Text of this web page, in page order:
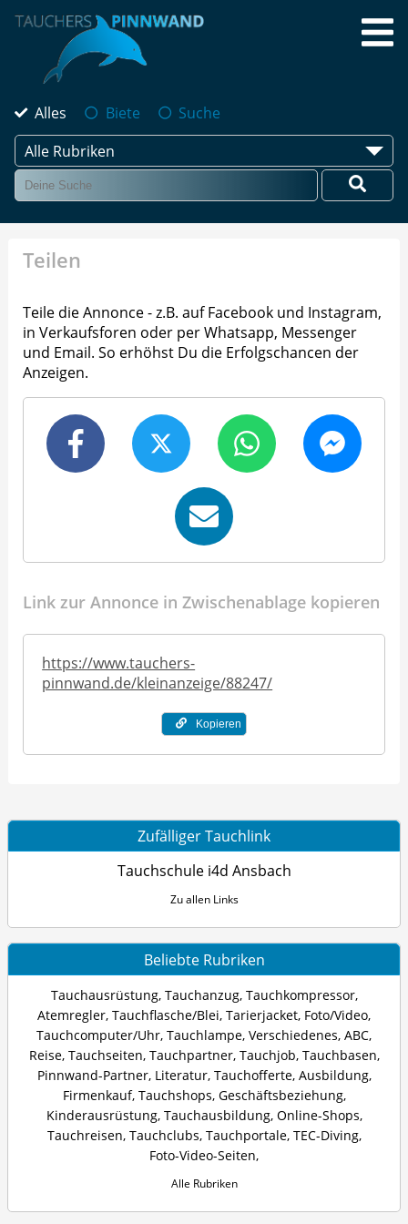
Alles Biete
Suche
Alle Rubriken
Teilen
Teile die Annonce - z.B. auf Facebook und Instagram,
in Verkaufsforen oder per Whatsapp, Messenger
und Email. So erhöhst Du die Erfolgschancen der
Anzeigen.
Link zur Annonce in Zwischenablage kopieren
https://www.tauchers-
pinnwand.de/kleinanzeige/88247/
Kopieren
Zufälliger Tauchlink
Tauchschule i4d Ansbach
Zu allen Links
Beliebte Rubriken
Tauchausrüstung, Tauchanzug, Tauchkompressor,
Atemregler, Tauchflasche/Blei, Tarierjacket, Foto/Video,
Tauchcomputer/Uhr, Tauchlampe, Verschiedenes, ABC,
Reise, Tauchseiten, Tauchpartner, Tauchjob, Tauchbasen,
Pinnwand-Partner, Literatur, Tauchofferte, Ausbildung,
Firmenkauf, Tauchshops, Geschäftsbeziehung,
Kinderausrüstung, Tauchausbildung, Online-Shops,
Tauchreisen, Tauchclubs, Tauchportale, TEC-Diving,
Foto-Video-Seiten,
Alle Rubriken